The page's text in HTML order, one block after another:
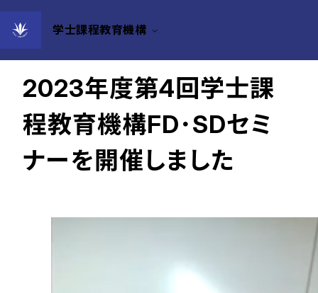
学士課程教育機構
2024年02月09日
2023年度第4回学士課
程教育機構FD･SDセミ
ナーを開催しました